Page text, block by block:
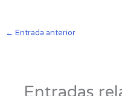
← Entrada anterior